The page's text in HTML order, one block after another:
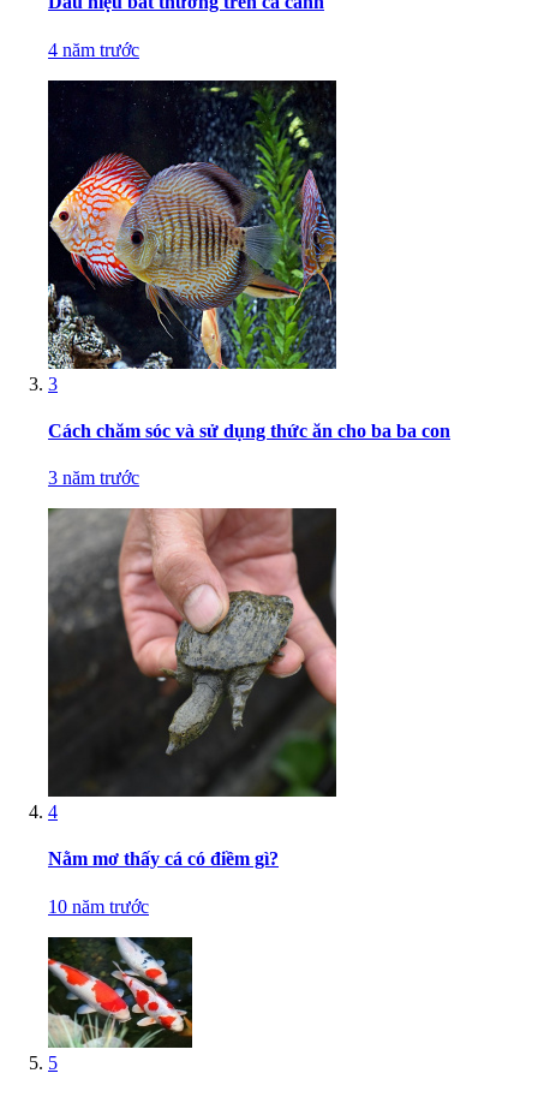
4 năm trước
3
Cách chăm sóc và sử dụng thức ăn cho ba ba con
3 năm trước
4
Nằm mơ thấy cá có điềm gì?
10 năm trước
5